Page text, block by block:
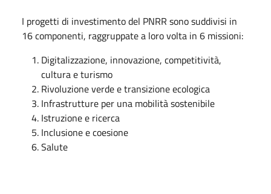
I progetti di investimento del PNRR sono suddivisi in
16 componenti, raggruppate a loro volta in 6 missioni:
Digitalizzazione, innovazione, competitività,
cultura e turismo
Rivoluzione verde e transizione ecologica
Infrastrutture per una mobilità sostenibile
Istruzione e ricerca
Inclusione e coesione
Salute